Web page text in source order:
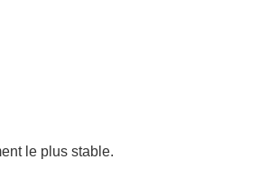
le plus stable.